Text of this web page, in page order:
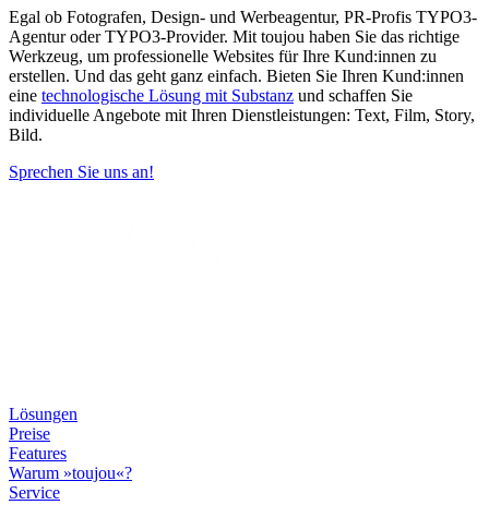
Egal ob Fotografen, Design- und Werbeagentur, PR-Profis TYPO3-
Agentur oder TYPO3-Provider. Mit toujou haben Sie das richtige
Werkzeug, um professionelle Websites für Ihre Kund:innen zu
erstellen. Und das geht ganz einfach. Bieten Sie Ihren Kund:innen
eine technologische Lösung mit Substanz und schaffen Sie
individuelle Angebote mit Ihren Dienstleistungen: Text, Film, Story,
Bild.
Sprechen Sie uns an!
Lösungen
Preise
Features
Warum »toujou«?
Service